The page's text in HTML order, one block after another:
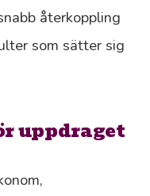
återkoppling
som sätter sig
uppdraget